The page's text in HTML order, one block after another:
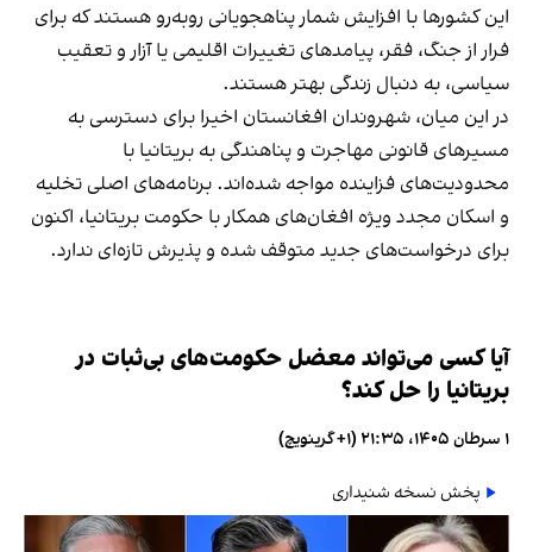
این کشورها با افزایش شمار پناهجویانی روبه‌رو هستند که برای
فرار از جنگ، فقر، پیامدهای تغییرات اقلیمی یا آزار و تعقیب
سیاسی، به دنبال زندگی بهتر هستند.
در این میان، شهروندان افغانستان اخیرا برای دسترسی به
مسیرهای قانونی مهاجرت و پناهندگی به بریتانیا با
محدودیت‌های فزاینده مواجه شده‌اند. برنامه‌های اصلی تخلیه
و اسکان مجدد ویژه افغان‌های همکار با حکومت بریتانیا، اکنون
برای درخواست‌های جدید متوقف شده و پذیرش تازه‌ای ندارد.
آیا کسی می‌تواند معضل حکومت‌های بی‌ثبات در
بریتانیا را حل کند؟
۱ سرطان ۱۴۰۵، ۲۱:۳۵ (‎+۱ گرینویچ)
پخش نسخه شنیداری